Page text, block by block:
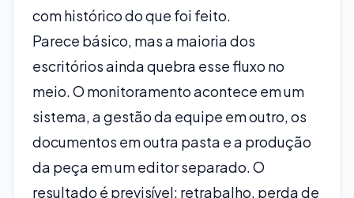
com histórico do que foi feito.
Parece básico, mas a maioria dos
escritórios ainda quebra esse fluxo no
meio. O monitoramento acontece em um
sistema, a gestão da equipe em outro, os
documentos em outra pasta e a produção
da peça em um editor separado. O
resultado é previsível: retrabalho, perda de